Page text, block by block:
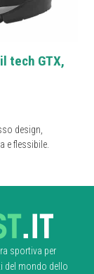
tech GTX,
design,
e flessibile.
sportiva per
del mondo dello